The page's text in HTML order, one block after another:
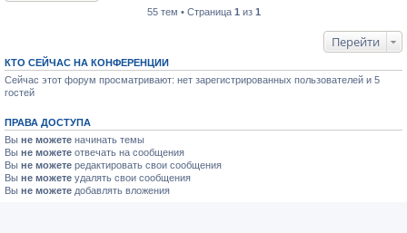
55 тем • Страница 1 из 1
Перейти
КТО СЕЙЧАС НА КОНФЕРЕНЦИИ
Сейчас этот форум просматривают: нет зарегистрированных пользователей и 5
гостей
ПРАВА ДОСТУПА
Вы не можете начинать темы
Вы не можете отвечать на сообщения
Вы не можете редактировать свои сообщения
Вы не можете удалять свои сообщения
Вы не можете добавлять вложения